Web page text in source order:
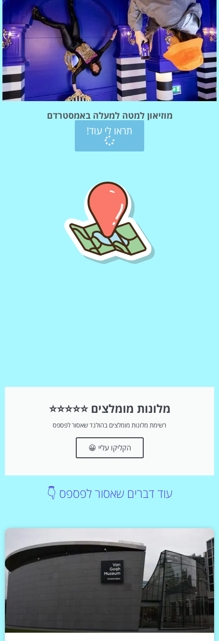
מוזיאון למטה למעלה באמסטרדם
תראו לי עוד!
מלונות מומלצים ⭐⭐⭐⭐⭐
רשימת מלונות מומלצים בהולנד שאסור לפספס
הקליקו עליי 😀
עוד דברים שאסור לפספס 👇